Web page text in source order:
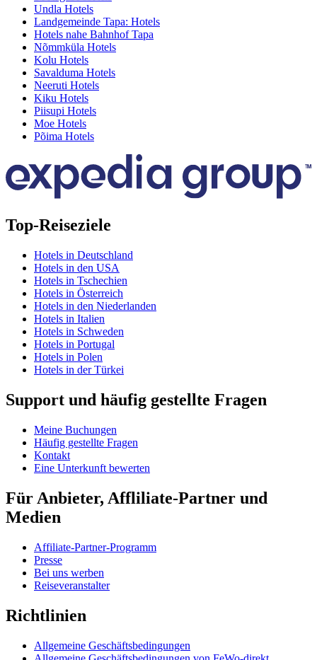
Undla Hotels
Landgemeinde Tapa: Hotels
Hotels nahe Bahnhof Tapa
Nõmmküla Hotels
Kolu Hotels
Savalduma Hotels
Neeruti Hotels
Kiku Hotels
Piisupi Hotels
Moe Hotels
Põima Hotels
Top-Reiseziele
Hotels in Deutschland
Hotels in den USA
Hotels in Tschechien
Hotels in Österreich
Hotels in den Niederlanden
Hotels in Italien
Hotels in Schweden
Hotels in Portugal
Hotels in Polen
Hotels in der Türkei
Support und häufig gestellte Fragen
Meine Buchungen
Häufig gestellte Fragen
Kontakt
Eine Unterkunft bewerten
Für Anbieter, Affliliate-Partner und
Medien
Affiliate-Partner-Programm
Presse
Bei uns werben
Reiseveranstalter
Richtlinien
Allgemeine Geschäftsbedingungen